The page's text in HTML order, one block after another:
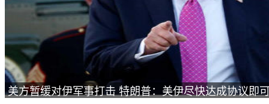
美方暂缓对伊军事打击 特朗普：美伊尽快达成协议即